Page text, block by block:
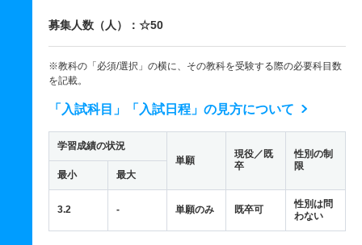
募集人数（人）：☆50
※教科の「必須/選択」の横に、その教科を受験する際の必要科目数
を記載。
「入試科目」「入試日程」の見方について
学習成績の状況
単願
現役／既
卒
性別の制
限
最小 最大
3.2 - 単願のみ 既卒可
性別は問
わない